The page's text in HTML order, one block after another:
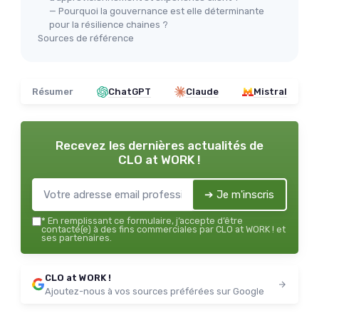
— Pourquoi la gouvernance est elle déterminante
pour la résilience chaines ?
Sources de référence
Résumer ChatGPT Claude Mistral
Recevez les dernières actualités de
CLO at WORK !
➔ Je m'inscris
* En remplissant ce formulaire, j’accepte d’être
contacté(e) à des fins commerciales par CLO at WORK ! et
ses partenaires.
CLO at WORK !
Ajoutez-nous à vos sources préférées sur Google